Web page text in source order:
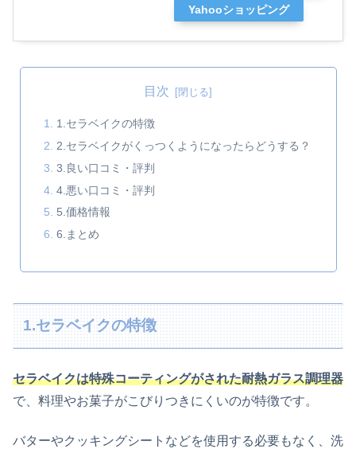
Yahooショッピング
目次
1.セラベイクの特徴
2.セラベイクがくっつくようになったらどうする？
3.良い口コミ・評判
4.悪い口コミ・評判
5.価格情報
6.まとめ
1.セラベイクの特徴
セラベイクは特殊コーティングがされた耐熱ガラス調理器
で、料理やお菓子がこびりつきにくいのが特徴です。
バターやクッキングシートなどを使用する必要もなく、洗